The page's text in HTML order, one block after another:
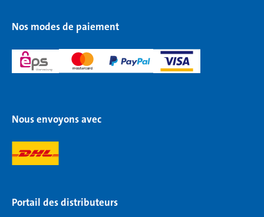
Nos modes de paiement
Nous envoyons avec
Portail des distributeurs